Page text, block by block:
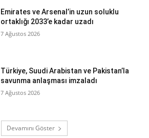
Emirates ve Arsenal’in uzun soluklu
ortaklığı 2033’e kadar uzadı
7 Ağustos 2026
Türkiye, Suudi Arabistan ve Pakistan’la
savunma anlaşması imzaladı
7 Ağustos 2026
Devamını Göster